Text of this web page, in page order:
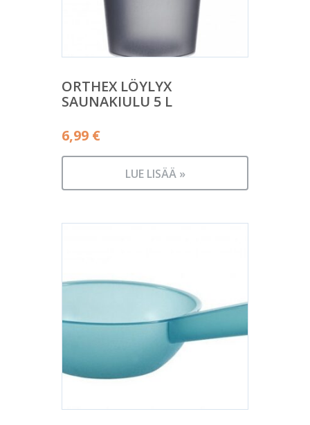
ORTHEX LÖYLYX
SAUNAKIULU 5 L
6,99 €
LUE LISÄÄ »